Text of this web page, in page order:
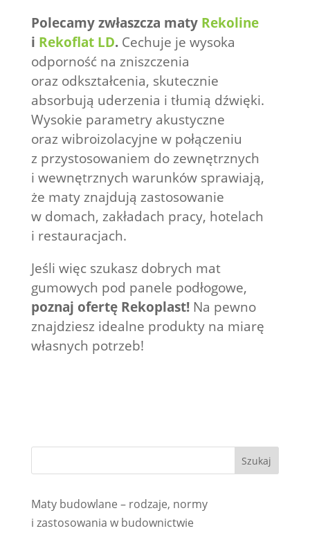
Polecamy zwłaszcza maty Rekoline
i Rekoflat LD.Cechuje je wysoka
odporność na zniszczenia
oraz odkształcenia, skutecznie
absorbują uderzenia i tłumią dźwięki.
Wysokie parametry akustyczne
oraz wibroizolacyjne w połączeniu
z przystosowaniem do zewnętrznych
i wewnętrznych warunków sprawiają,
że maty znajdują zastosowanie
w domach, zakładach pracy, hotelach
i restauracjach.
Jeśli więc szukasz dobrych mat
gumowych pod panele podłogowe,
poznaj ofertę Rekoplast!Na pewno
znajdziesz idealne produkty na miarę
własnych potrzeb!
Maty budowlane – rodzaje, normy
i zastosowania w budownictwie